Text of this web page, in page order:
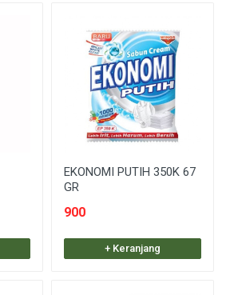
EKONOMI PUTIH 350K 67
GR
900
+ Keranjang